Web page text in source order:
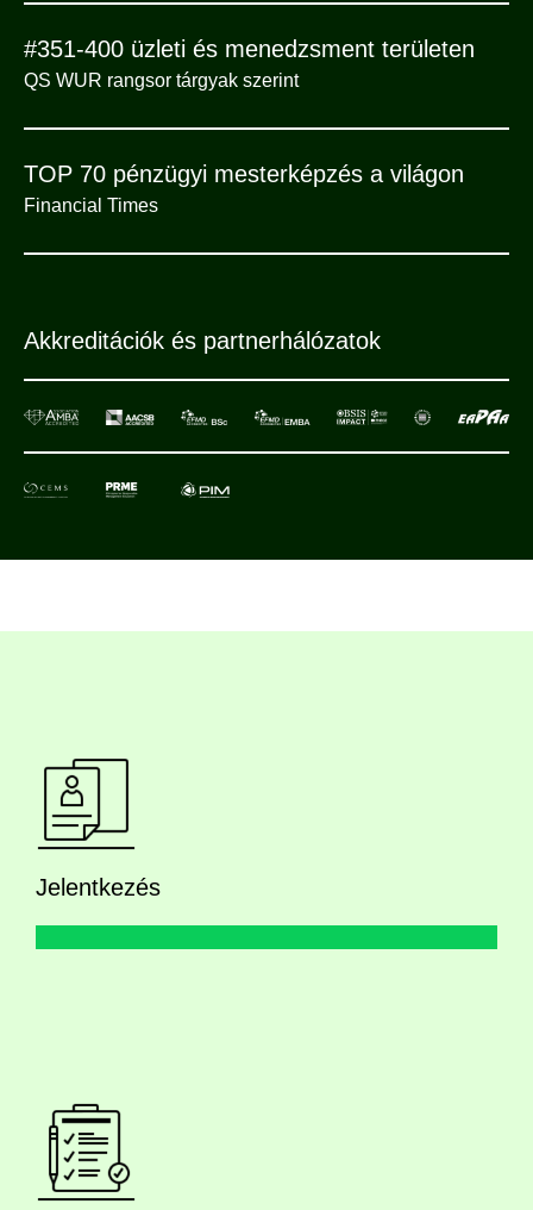
#351-400 üzleti és menedzsment területen
QS WUR rangsor tárgyak szerint
TOP 70 pénzügyi mesterképzés a világon
Financial Times
Akkreditációk és partnerhálózatok
Jelentkezés